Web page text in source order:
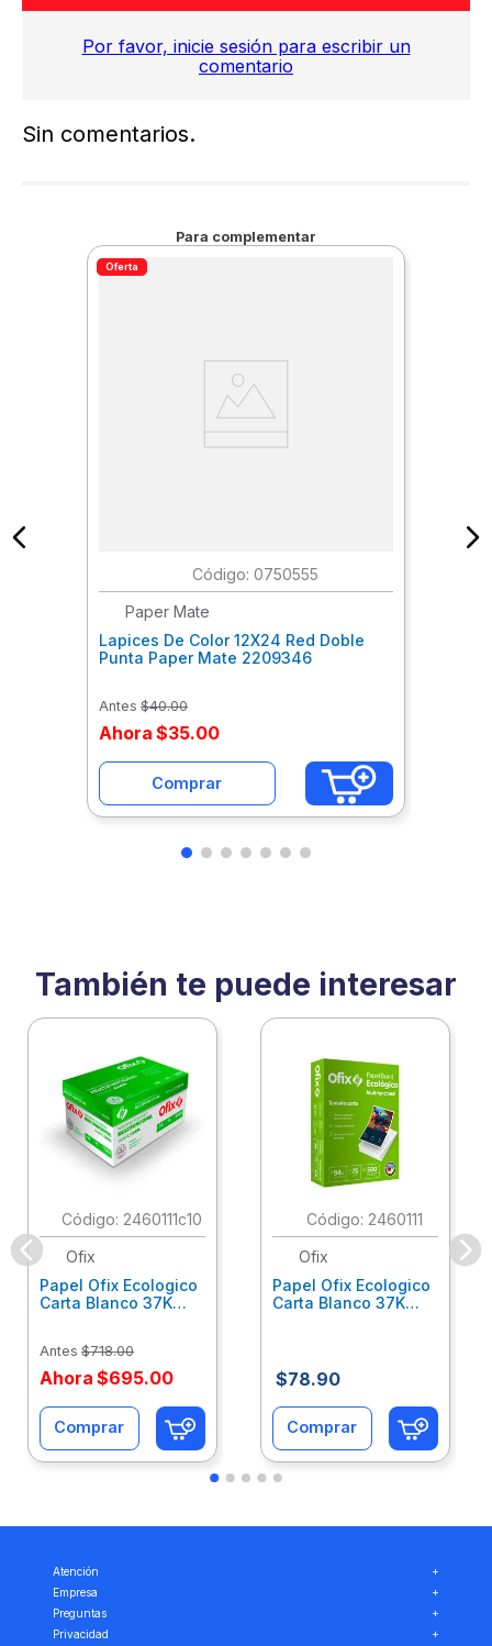
Por favor, inicie sesión para escribir un
comentario
Sin comentarios.
Para complementar
Oferta
: 0750555
Paper Mate
Lapices De Color 12X24 Red Doble
Punta Paper Mate 2209346
Antes $40.00
Ahora $35.00
Comprar
También te puede interesar
: 2460111c10
Ofix
Papel Ofix Ecologico
Carta Blanco 37K
Antes $718.00
Ahora $695.00
Comprar
: 2460111
Ofix
Papel Ofix Ecologico
Carta Blanco 37K
$78.90
Comprar
Atención
+
Empresa
+
Preguntas
+
Privacidad
+